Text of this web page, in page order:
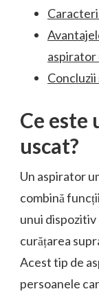
aspirator
Concluzii
Ce este
uscat?
Un aspirator
combină
unui dispozitiv
curățarea
Acest tip de
persoanele